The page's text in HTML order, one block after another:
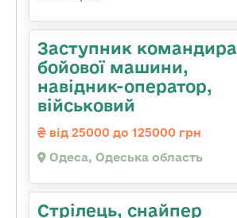
Заступник командиpа
бойової машини,
навідник-оператор,
військовий
від 25000 до 125000 грн
Одеса, Одеська область
Стрілець, снайпер